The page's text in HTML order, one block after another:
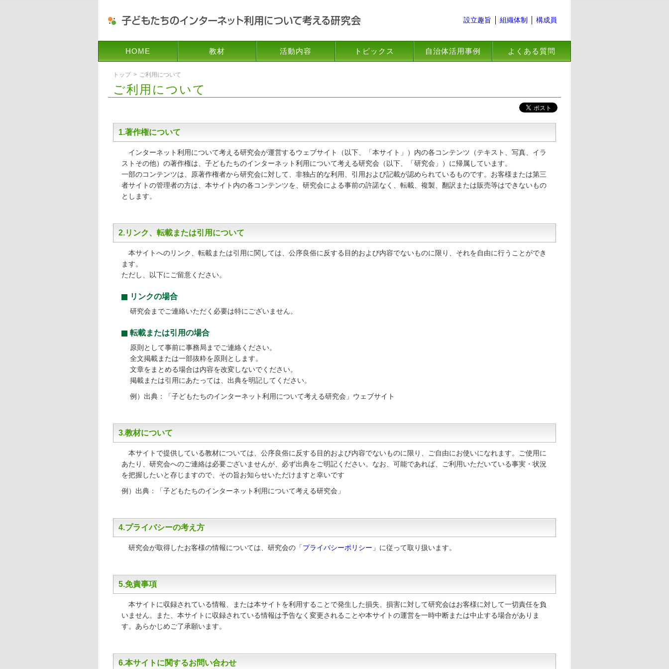
設立趣旨 組織体制 構成員
HOME 教材 活動内容 トピックス 自治体活用事例 よくある質問
トップ ご利用について
ご利用について
1.著作権について
インターネット利用について考える研究会が運営するウェブサイト（以下、「本サイト」）内の各コンテンツ（テキスト、写真、イラ
ストその他）の著作権は、子どもたちのインターネット利用について考える研究会（以下、「研究会」）に帰属しています。
一部のコンテンツは、原著作権者から研究会に対して、非独占的な利用、引用および記載が認められているものです。お客様または第三
者サイトの管理者の方は、本サイト内の各コンテンツを、研究会による事前の許諾なく、転載、複製、翻訳または販売等はできないもの
とします。
2.リンク、転載または引用について
本サイトへのリンク、転載または引用に関しては、公序良俗に反する目的および内容でないものに限り、それを自由に行うことができ
ます。
ただし、以下にご留意ください。
リンクの場合
研究会までご連絡いただく必要は特にございません。
転載または引用の場合
原則として事前に事務局までご連絡ください。
全文掲載または一部抜粋を原則とします。
文章をまとめる場合は内容を改変しないでください。
掲載または引用にあたっては、出典を明記してください。
例）出典：「子どもたちのインターネット利用について考える研究会」ウェブサイト
3.教材について
本サイトで提供している教材については、公序良俗に反する目的および内容でないものに限り、ご自由にお使いになれます。ご使用に
あたり、研究会へのご連絡は必要ございませんが、必ず出典をご明記ください。なお、可能であれば、ご利用いただいている事実・状況
を把握したいと存じますので、その旨お知らせいただけますと幸いです
例）出典：「子どもたちのインターネット利用について考える研究会」
4.プライバシーの考え方
研究会が取得したお客様の情報については、研究会の「プライバシーポリシー 」に従って取り扱います。
5.免責事項
本サイトに収録されている情報、または本サイトを利用することで発生した損失、損害に対して研究会はお客様に対して一切責任を負
いません。また、本サイトに収録されている情報は予告なく変更されることや本サイトの運営を一時中断または中止する場合がありま
す。あらかじめご了承願います。
6.本サイトに関するお問い合わせ